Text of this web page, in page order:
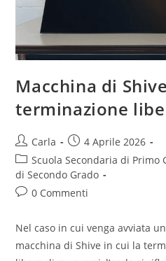
Macchina di
terminazione
Post
author:
Carla
Post
published:
4 Aprile 2026
Post
category:
Scuola Secondaria di Primo
di Secondo Grado
Post0 Commenti
Nel caso in cui venga avviata
macchina di Shive in cui la